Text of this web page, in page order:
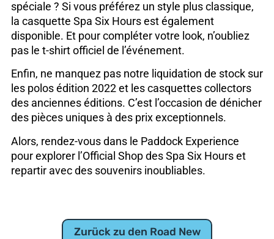
spéciale ? Si vous préférez un style plus classique,
la casquette Spa Six Hours est également
disponible. Et pour compléter votre look, n’oubliez
pas le t-shirt officiel de l’événement.
Enfin, ne manquez pas notre liquidation de stock sur
les polos édition 2022 et les casquettes collectors
des anciennes éditions. C’est l’occasion de dénicher
des pièces uniques à des prix exceptionnels.
Alors, rendez-vous dans le Paddock Experience
pour explorer l’Official Shop des Spa Six Hours et
repartir avec des souvenirs inoubliables.
Zurück zu den Road New